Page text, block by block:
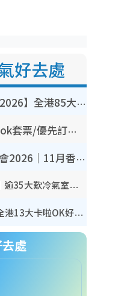
好去處
【8月生日優惠2026】全港85大食買玩著數攻略 自助餐/火鍋放題同行免費＋誠品/DONKI送現金券
人夫集團｜Klook套票/優先訂票/公開發售搶飛攻略！附票價.購票連結.場地座位表
BIGBANG演唱會2026｜11月香港啟德開3場！實名制VIP申請、優先購票攻略
香港室內好去處｜逾35大歎冷氣室內好去處推介 室內活動免費避雨無懼落雨
唱K推介2026︱全港13大卡啦OK好去處！最平$36起 日文K都有！(附地址+收費詳情)
處